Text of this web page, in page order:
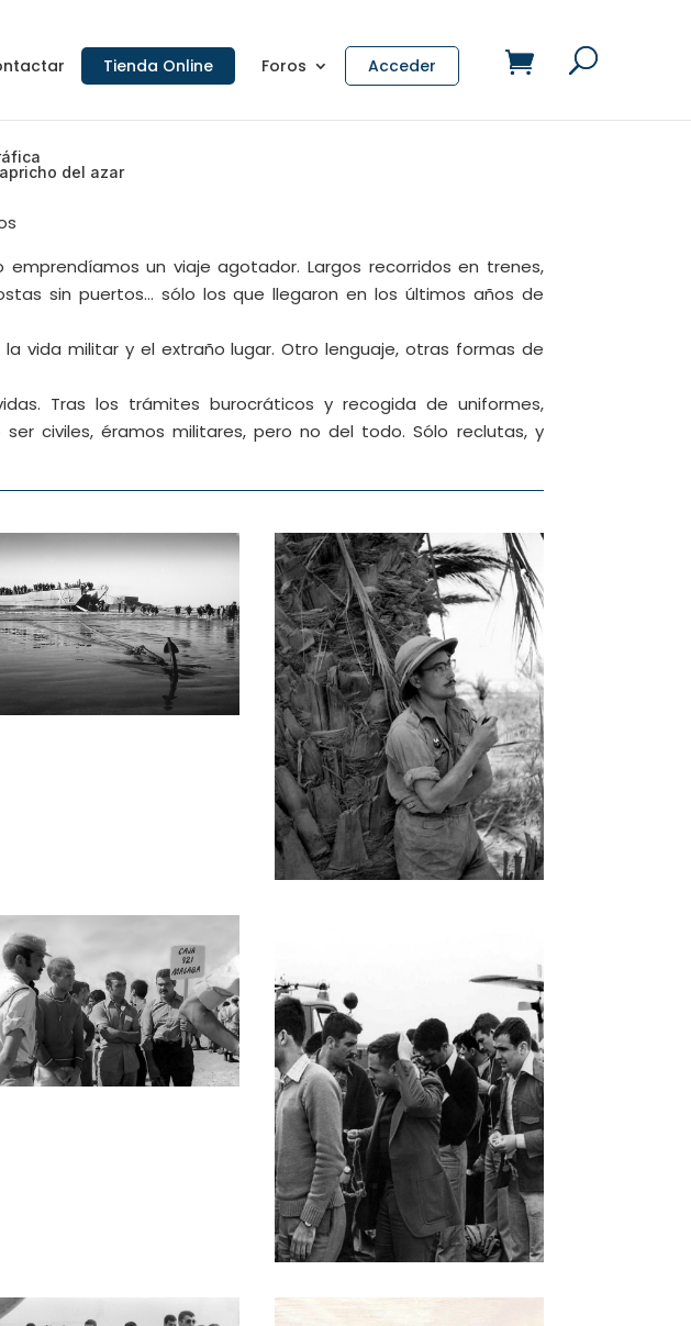
Tienda Online Foros Acceder
del azar
un viaje agotador. Largos recorridos en trenes,
sin puertos… sólo los que llegaron en los últimos años de
vida militar y el extraño lugar. Otro lenguaje, otras formas de
Tras los trámites burocráticos y recogida de uniformes,
civiles, éramos militares, pero no del todo. Sólo reclutas, y